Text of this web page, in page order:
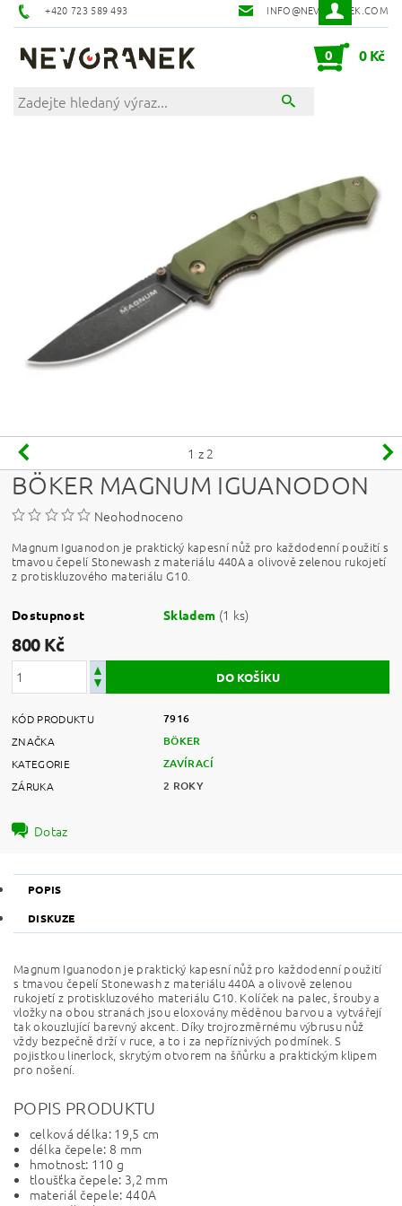
+420 723 589 493 INFO@NEVORANEK.COM
0 0 Kč
1 z 2
BÖKER MAGNUM IGUANODON
Neohodnoceno
Magnum Iguanodon je praktický kapesní nůž pro každodenní použití s
tmavou čepelí Stonewash z materiálu 440A a olivově zelenou rukojetí
z protiskluzového materiálu G10.
Dostupnost Skladem (1 ks)
800 Kč
KÓD PRODUKTU 7916
ZNAČKA BÖKER
KATEGORIE ZAVÍRACÍ
ZÁRUKA 2 ROKY
Dotaz
POPIS
DISKUZE
Magnum Iguanodon je praktický kapesní nůž pro každodenní použití
s tmavou čepelí Stonewash z materiálu 440A a olivově zelenou
rukojetí z protiskluzového materiálu G10. Kolíček na palec, šrouby a
vložky na obou stranách jsou eloxovány měděnou barvou a vytvářejí
tak okouzlující barevný akcent. Díky trojrozměrnému výbrusu nůž
vždy bezpečně drží v ruce, a to i za nepříznivých podmínek. S
pojistkou linerlock, skrytým otvorem na šňůrku a praktickým klipem
pro nošení.
POPIS PRODUKTU
celková délka: 19,5 cm
délka čepele: 8 mm
hmotnost: 110 g
tloušťka čepele: 3,2 mm
materiál čepele: 440A